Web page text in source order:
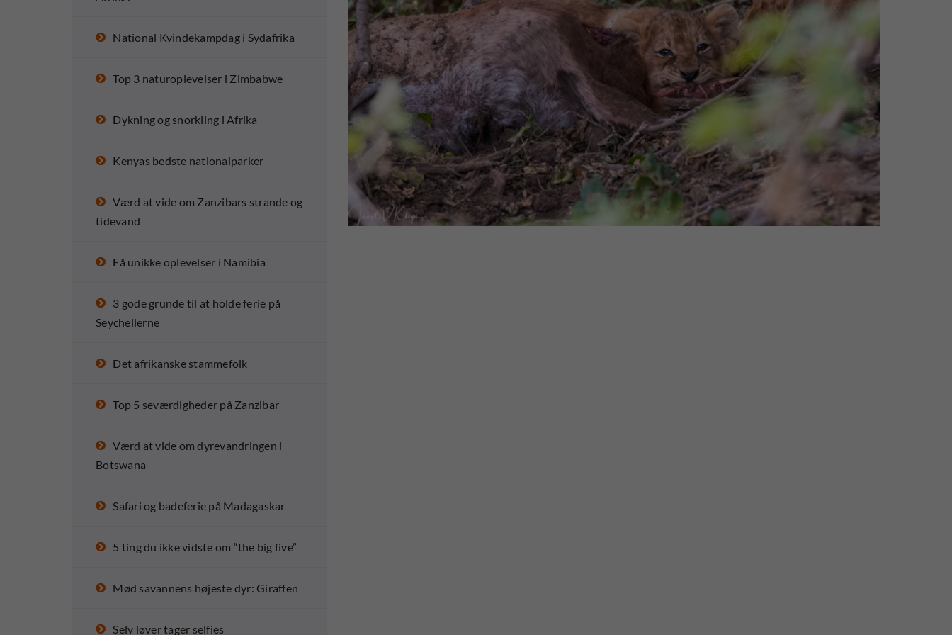
National Kvindekampdag i Sydafrika
Top 3 naturoplevelser i Zimbabwe
Dykning og snorkling i Afrika
Kenyas bedste nationalparker
Værd at vide om Zanzibars strande og
tidevand
Få unikke oplevelser i Namibia
3 gode grunde til at holde ferie på
Seychellerne
Det afrikanske stammefolk
Top 5 seværdigheder på Zanzibar
Værd at vide om dyrevandringen i
Botswana
Safari og badeferie på Madagaskar
5 ting du ikke vidste om “the big five”
Mød savannens højeste dyr: Giraffen
Selv løver tager selfies